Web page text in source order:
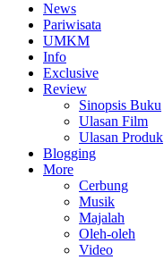
News
Pariwisata
UMKM
Info
Exclusive
Review
Sinopsis Buku
Ulasan Film
Ulasan Produk
Blogging
More
Cerbung
Musik
Majalah
Oleh-oleh
Video